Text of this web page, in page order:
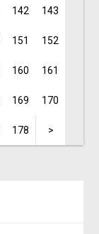
142 143
151 152
160 161
169 170
178 >